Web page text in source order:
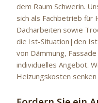
dem Raum Schwerin.
sich als Fachbetrieb für
Dacharbeiten sowie
die Ist-Situation|den
von Dämmung,
individuelles Angebot.
Heizungskosten